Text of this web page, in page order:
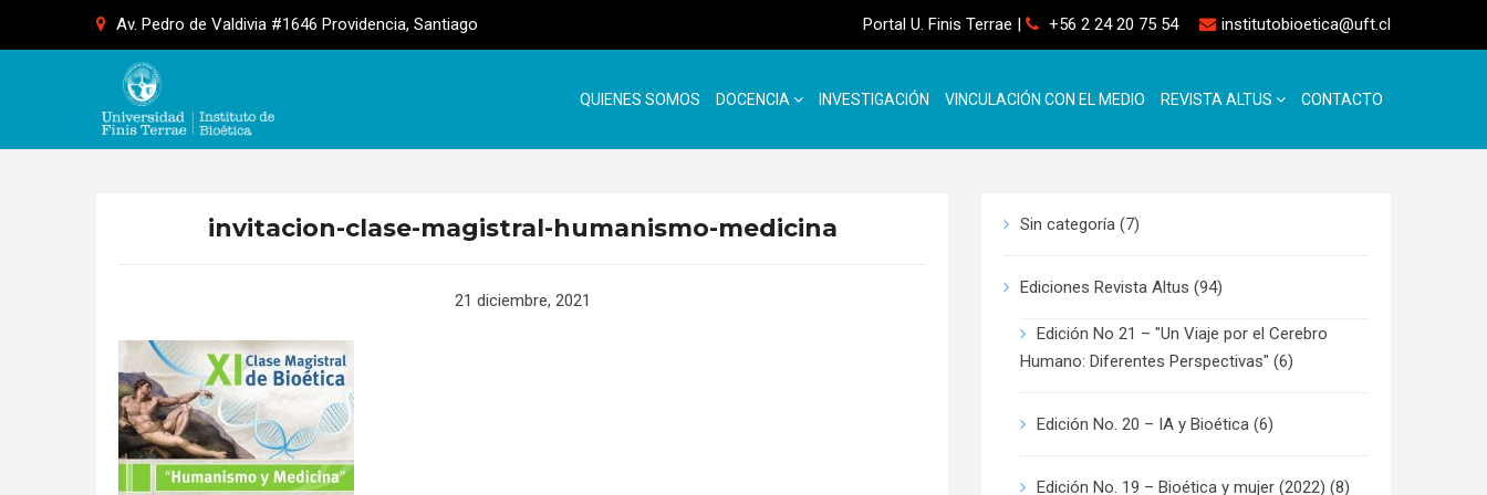
Av. Pedro de Valdivia #1646 Providencia, Santiago Portal U. Finis Terrae | +56 2 24 20 75 54 institutobioetica@uft.cl
QUIENES SOMOS DOCENCIA INVESTIGACIÓN VINCULACIÓN CON EL MEDIO REVISTA ALTUS CONTACTO
invitacion-clase-magistral-humanismo-medicina
21 diciembre, 2021
Sin categoría (7)
Ediciones Revista Altus (94)
Edición No 21 – "Un Viaje por el Cerebro
Humano: Diferentes Perspectivas" (6)
Edición No. 20 – IA y Bioética (6)
Edición No. 19 – Bioética y mujer (2022) (8)